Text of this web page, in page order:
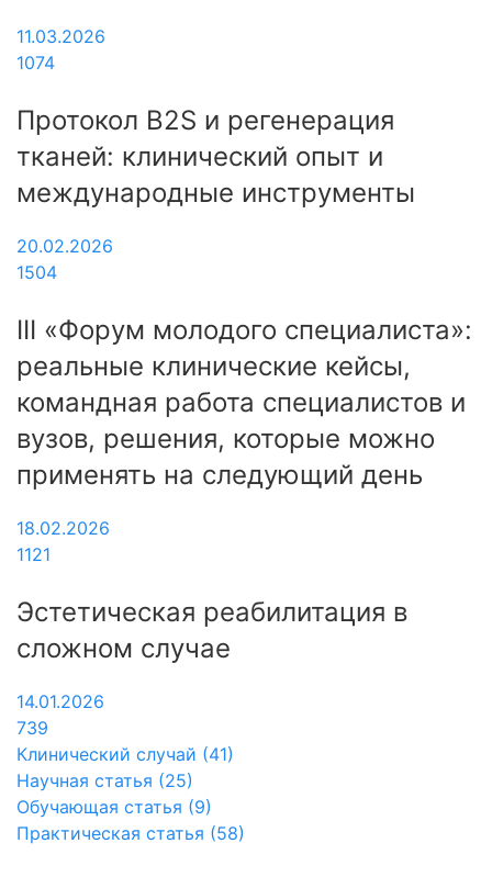
11.03.2026
1074
Протокол B2S и регенерация
тканей: клинический опыт и
международные инструменты
20.02.2026
1504
III «Форум молодого специалиста»:
реальные клинические кейсы,
командная работа специалистов и
вузов, решения, которые можно
применять на следующий день
18.02.2026
1121
Эстетическая реабилитация в
сложном случае
14.01.2026
739
Клинический случай (41)
Научная статья (25)
Обучающая статья (9)
Практическая статья (58)